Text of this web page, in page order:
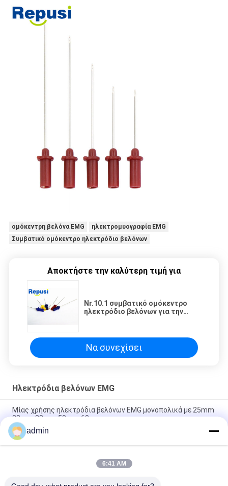
ομόκεντρη βελόνα EMG
ηλεκτρομυογραφία EMG
Συμβατικό ομόκεντρο ηλεκτρόδιο βελόνων
Αποκτήστε την καλύτερη τιμή για
Nr.10.1 συμβατικό ομόκεντρο
ηλεκτρόδιο βελόνων για την
Να συνεχίσει
Ηλεκτρόδια βελόνων EMG
Μίας χρήσης ηλεκτρόδια βελόνων EMG μονοπολικά με 25mm
28mm 38mm 50mm 60mm
Ενιαία ηλεκτρόδια βελόνας μονοπολικής EMG από
ανοξείδωτο χάλυβα 38 mm/50 mm EO αποστειρωμένα
Μίας χρήσης καθοδηγημένο EMG ηλεκτρόδιο βελόνων
admin
6:41 AM